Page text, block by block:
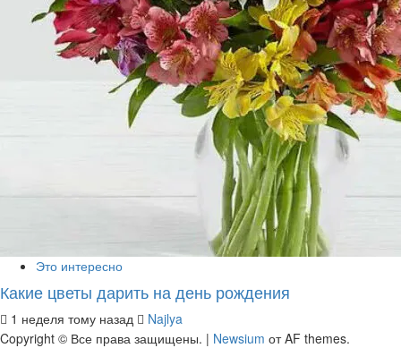
Это интересно
Какие цветы дарить на день рождения
1 неделя тому назад
Najlya
Copyright © Все права защищены. | Newsium от AF themes.